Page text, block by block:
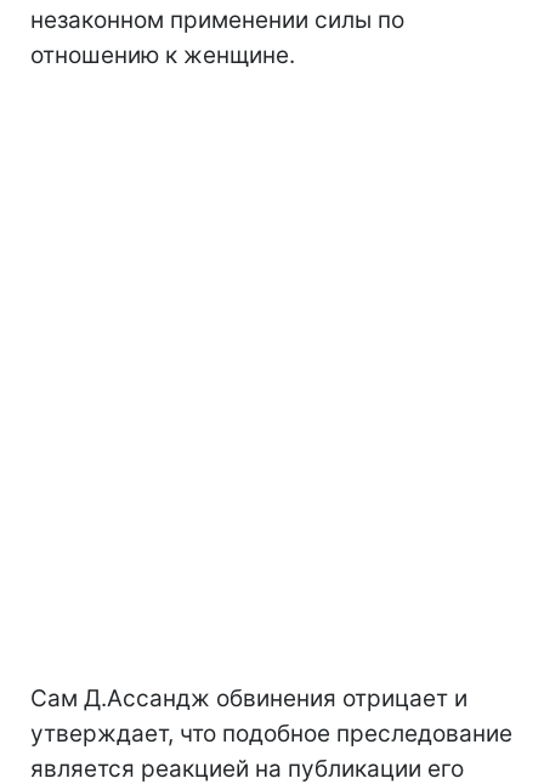
незаконном применении силы по
отношению к женщине.
Сам Д.Ассандж обвинения отрицает и
утверждает, что подобное преследование
является реакцией на публикации его